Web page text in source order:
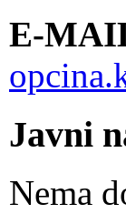
E-
Javni
Nema